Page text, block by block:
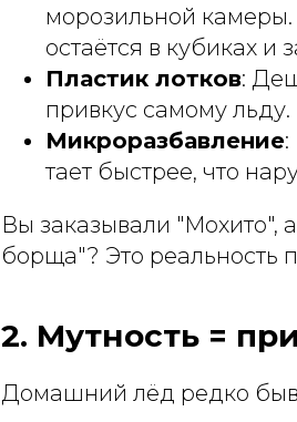
морозильной
остаётся в кубиках и
Пластик лотков:
привкус самому льду.
Микроразбавление:
тает быстрее, что
Вы заказывали "Мохито",
борща"? Это реальность
2. Мутность =
Домашний лёд редко